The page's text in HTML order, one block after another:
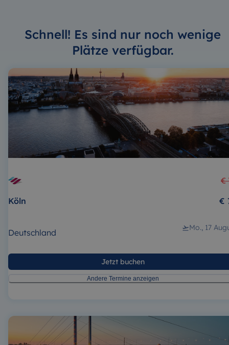
Schnell! Es sind nur noch wenige
Plätze verfügbar.
€
Köln
€
Deutschland Mo., 17
Jetzt buchen
Andere Termine anzeigen